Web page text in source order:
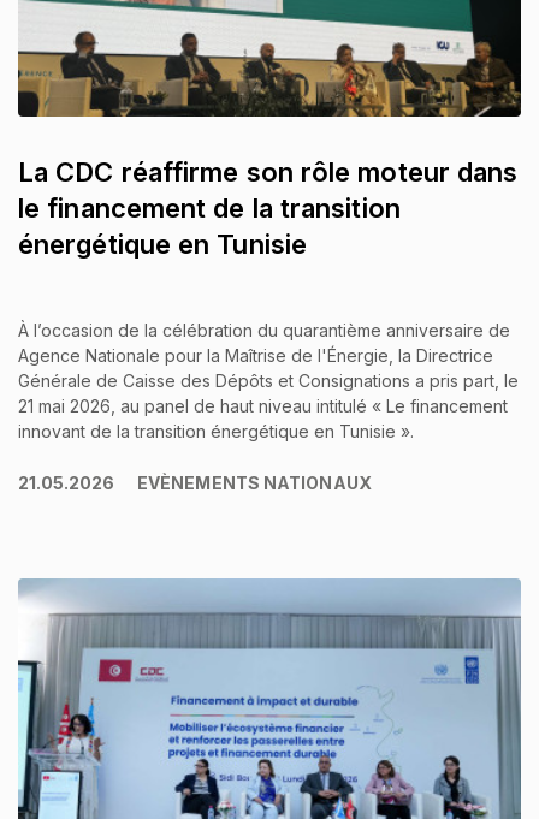
La CDC réaffirme son rôle moteur dans
le financement de la transition
énergétique en Tunisie
À l’occasion de la célébration du quarantième anniversaire de
Agence Nationale pour la Maîtrise de l'Énergie, la Directrice
Générale de Caisse des Dépôts et Consignations a pris part, le
21 mai 2026, au panel de haut niveau intitulé « Le financement
innovant de la transition énergétique en Tunisie ».
21.05.2026 EVÈNEMENTS NATIONAUX